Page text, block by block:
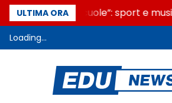
ULTIMA ORA
“Noi siamo le Scuole”: sport e
Loading...